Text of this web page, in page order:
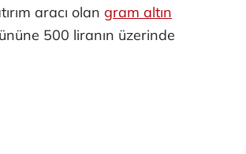
aracı olan gram altın
500 liranın üzerinde